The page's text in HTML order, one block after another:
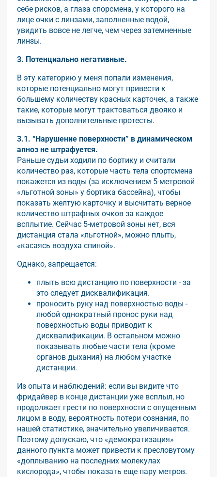
себе рисков, а глаза спорсмена, у которого на
лице очки с линзами, заполненные водой,
увидить вовсе не легче, чем через затемненные
линзы.
3. Потенциально негативные.
В эту категорию у меня попали изменения,
которые потенциально могут привести к
большему количеству красных карточек, а также
такие, которые могут трактоваться двояко и
вызывать дополнительные протесты.
3.1. “Нарушение поверхности” в динамическом
апноэ не штрафуется.
Раньше судьи ходили по бортику и считали
количество раз, которые часть тела спортсмена
покажется из воды (за исключением 5-метровой
«льготной зоны» у бортика бассейна), чтобы
показать желтую карточку и высчитать верное
количество штрафных очков за каждое
всплытие. Сейчас 5-метровой зоны нет, вся
дистанция стала «льготной», можно плыть,
«касаясь воздуха спиной».
Однако, запрещается:
плыть всю дистанцию по поверхности - за
это следует дисквалификация.
проносить руку над поверхностью воды -
любой однократный пронос руки над
поверхностью воды приводит к
дисквалификации. В остальном можно
показывать любые части тела (кроме
органов дыхания) на любом участке
дистанции.
Из опыта и наблюдений: если вы видите что
фридайвер в конце дистанции уже всплыл, но
продолжает грести по поверхности с опущенным
лицом в воду, вероятность потери сознания, по
нашей статистике, значительно увеличивается.
Поэтому допускаю, что «демократизация»
данного пункта может привести к пресловутому
«доплыванию на последних молекулах
кислорода», чтобы показать еще пару метров.